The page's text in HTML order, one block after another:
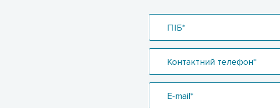
ПІБ*
Контактний телефон*
E-mail*